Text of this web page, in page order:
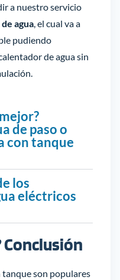
a nuestro servicio
agua , el cual va a
pudiendo
de agua sin
de paso o
con tanque
los
eléctricos
Conclusión
tanque son populares